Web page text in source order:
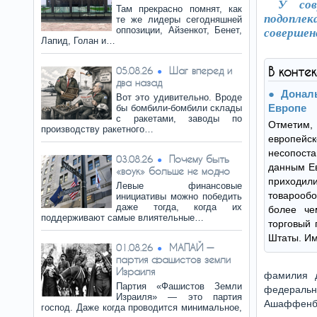
Там прекрасно помнят, как
те же лидеры сегодняшней
оппозиции, Айзенкот, Бенет,
Лапид, Голан и…
05.08.26
Шаг вперед и
два назад
Вот это удивительно. Вроде
бы бомбили-бомбили склады
с ракетами, заводы по
производству ракетного…
03.08.26
Почему быть
«воук» больше не модно
Левые финансовые
инициативы можно победить
даже тогда, когда их
поддерживают самые влиятельные…
01.08.26
МАПАЙ —
партия фашистов земли
Израиля
Партия «Фашистов Земли
Израиля» — это партия
господ. Даже когда проводится минимальное,
У
В
Европе
данным
более
торговый
Штаты.
фамилия